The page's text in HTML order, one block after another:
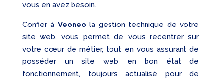
vous en avez besoin.
Confier à Veoneo la gestion technique de votre
site web, vous permet de vous recentrer sur
votre cœur de métier, tout en vous assurant de
posséder un site web en bon état de
fonctionnement, toujours actualisé pour de